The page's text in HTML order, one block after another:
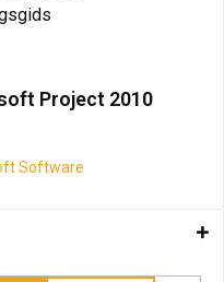
Project 2010
Software